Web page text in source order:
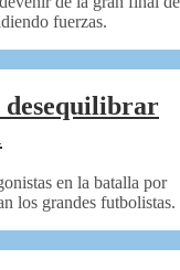
fuerzas.
desequilibrar
en la batalla por
los grandes futbolistas.